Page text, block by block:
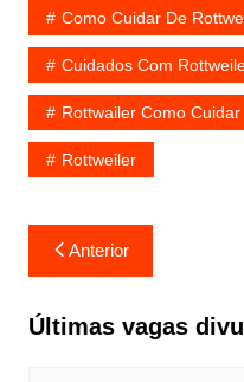
Como Cuidar De
Cuidados Com
Rottwailer Como Cuidar
Rottweiler
Navegação
de
Post
Anterior
Últimas vagas